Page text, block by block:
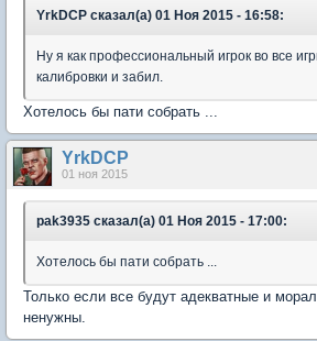
YrkDCP сказал(а) 01 Ноя 2015 - 16:58:
Ну я как профессиональный игрок во все
калибровки и забил.
Хотелось бы пати собрать ...
YrkDCP
01 ноя 2015
pak3935 сказал(а) 01 Ноя 2015 - 17:00:
Хотелось бы пати собрать ...
Только если все будут адекватные и
ненужны.